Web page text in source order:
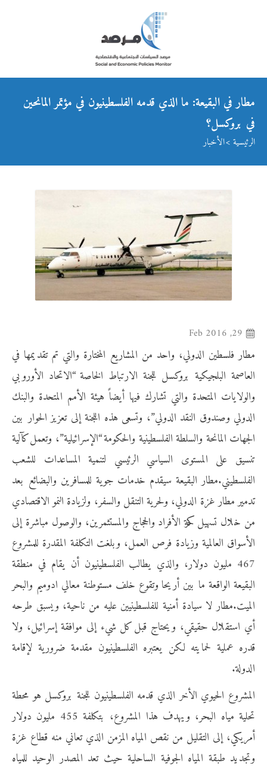
مطار في البقيعة: ما الذي قدمه الفلسطينيون في مؤتمر المانحين
في بروكسل؟
الرئيسية الأخبار
29, Feb 2016
مطار فلسطين الدولي، واحد من المشاريع المختارة والتي تم تقديمها في
العاصمة البلجيكية بروكسل للجنة الارتباط الخاصة “الاتحاد الأوروبي
والولايات المتحدة والتي تشارك فيها أيضاً هيئة الأمم المتحدة والبنك
الدولي وصندوق النقد الدولي”، وتسعى هذه اللجنة إلى تعزيز الحوار بين
الجهات المانحة والسلطة الفلسطينية والحكومة “الإسرائيلية”، وتعمل كآلية
تنسيق على المستوى السياسي الرئيسي لتنمية المساعدات للشعب
الفلسطيني.مطار البقيعة سيقدم خدمات جوية للمسافرين والبضائع بعد
تدمير مطار غزة الدولي، ولحرية التنقل والسفر، ولزيادة النمو الاقتصادي
من خلال تسهيل حركة الأفراد والحجاج والمستثمرين، والوصول مباشرة إلى
الأسواق العالمية وزيادة فرص العمل، وبلغت التكلفة المقدرة للمشروع
467 مليون دولار، والذي يطالب الفلسطينيون أن يقام في منطقة
البقيعة الواقعة ما بين أريحا وتقوع خلف مستوطنة معالي ادوميم والبحر
الميت.مطار لا سيادة أمنية للفلسطينيين عليه من ناحية، ويسبق طرحه
أي استقلال حقيقي، ويحتاج قبل كل شيء إلى موافقة إسرائيل، ولا
قدره عملية لحمايته لكن يعتبره الفلسطينيون مقدمة ضرورية لإقامة
الدولة.
المشروع الحيوي الأخر الذي قدمه الفلسطينيون للجنة بروكسل هو محطة
تحلية مياه البحر، ويهدف هذا المشروع، بتكلفة 455 مليون دولار
أمريكي، إلى التقليل من نقص المياه المزمن الذي تعاني منه قطاع غزة
وتجديد طبقة المياه الجوفية الساحلية حيث تعد المصدر الوحيد للمياه